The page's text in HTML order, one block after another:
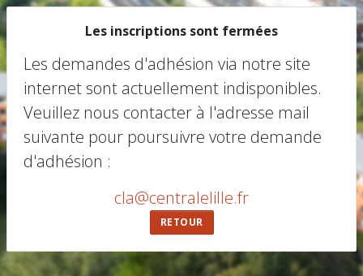
Les inscriptions sont fermées
Les demandes d'adhésion via notre site
internet sont actuellement indisponibles.
Veuillez nous contacter à l'adresse mail
suivante pour poursuivre votre demande
d'adhésion :
cla@centralelille.fr
RETOUR